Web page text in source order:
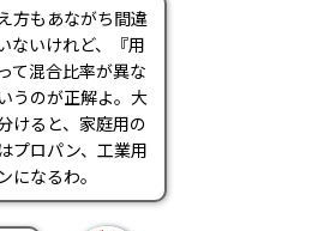
方もあながち間違
ないけれど、『用
て混合比率が異な
うのが正解よ。大
けると、家庭用の
プロパン、工業用
になるわ。